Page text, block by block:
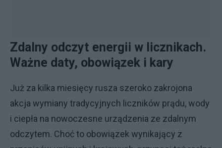
Zdalny odczyt energii w licznikach.
Ważne daty, obowiązek i kary
Już za kilka miesięcy rusza szeroko zakrojona
akcja wymiany tradycyjnych liczników prądu, wody
i ciepła na nowoczesne urządzenia ze zdalnym
odczytem. Choć to obowiązek wynikający z